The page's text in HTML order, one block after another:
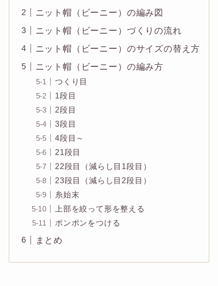
ニット帽（ビーニー）の編み図
ニット帽（ビーニー）づくりの流れ
ニット帽（ビーニー）のサイズの替え方
ニット帽（ビーニー）の編み方
つくり目
1段目
2段目
3段目
4段目～
21段目
22段目（減らし目1段目）
23段目（減らし目2段目）
糸始末
上部を絞って形を整える
ポンポンをつける
まとめ